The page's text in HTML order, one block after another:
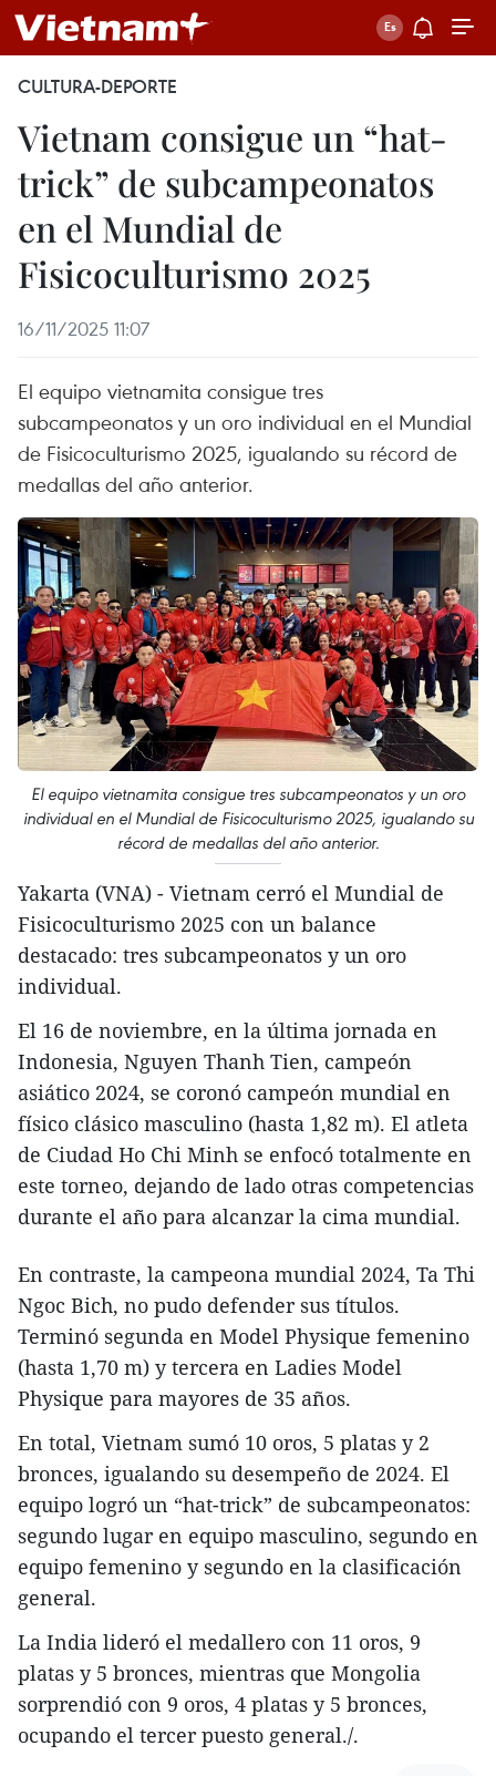
CULTURA-DEPORTE
Vietnam consigue un “hat-
trick” de subcampeonatos
en el Mundial de
Fisicoculturismo 2025
16/11/2025 11:07
El equipo vietnamita consigue tres
subcampeonatos y un oro individual en el Mundial
de Fisicoculturismo 2025, igualando su récord de
medallas del año anterior.
El equipo vietnamita consigue tres subcampeonatos y un oro
individual en el Mundial de Fisicoculturismo 2025, igualando su
récord de medallas del año anterior.
Yakarta (VNA) - Vietnam cerró el Mundial de
Fisicoculturismo 2025 con un balance
destacado: tres subcampeonatos y un oro
individual.
El 16 de noviembre, en la última jornada en
Indonesia, Nguyen Thanh Tien, campeón
asiático 2024, se coronó campeón mundial en
físico clásico masculino (hasta 1,82 m). El atleta
de Ciudad Ho Chi Minh se enfocó totalmente en
este torneo, dejando de lado otras competencias
durante el año para alcanzar la cima mundial.
En contraste, la campeona mundial 2024, Ta Thi
Ngoc Bich, no pudo defender sus títulos.
Terminó segunda en Model Physique femenino
(hasta 1,70 m) y tercera en Ladies Model
Physique para mayores de 35 años.
En total, Vietnam sumó 10 oros, 5 platas y 2
bronces, igualando su desempeño de 2024. El
equipo logró un “hat-trick” de subcampeonatos:
segundo lugar en equipo masculino, segundo en
equipo femenino y segundo en la clasificación
general.
La India lideró el medallero con 11 oros, 9
platas y 5 bronces, mientras que Mongolia
sorprendió con 9 oros, 4 platas y 5 bronces,
ocupando el tercer puesto general./.